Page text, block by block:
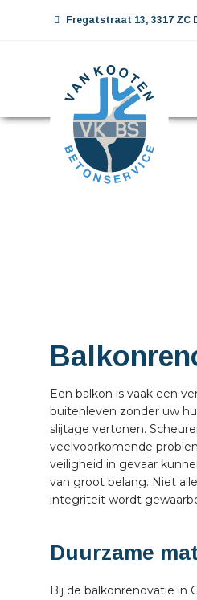
Fregatstraat 13, 3317 ZC
Een balkon is vaak een
buitenleven zonder uw
slijtage vertonen.
veelvoorkomende
veiligheid in gevaar
van groot belang. Niet
integriteit wordt
Duurzame
Bij de balkonrenovatie in